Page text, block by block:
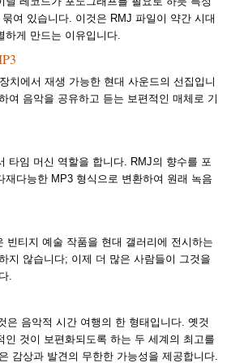
여 있습니다. 이것은 RMJ 파일이 약간 시대
하게 만드는 이유입니다.
치에서 재생 가능한 현대 사운드의 선집입니
여 음악을 공유하고 듣는 보편적인 매체로 기
타임 머신 역할을 합니다. RMJ의 향수를 포
재다능한 MP3 형식으로 변환하여 원래 녹음
빈티지 예술 작품을 현대 갤러리에 전시하는
지 않습니다; 이제 더 많은 사람들이 그것을
.
은 음악적 시간 여행의 한 형태입니다. 옛것
인 것이 보편화되도록 하는 두 세계의 최고를
감상과 발견의 무한한 가능성을 제공합니다.